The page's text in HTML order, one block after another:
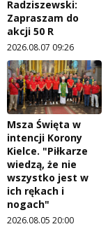
Radziszewski:
Zapraszam do
akcji 50 R
2026.08.07 09:26
Msza Święta w
intencji Korony
Kielce. "Piłkarze
wiedzą, że nie
wszystko jest w
ich rękach i
nogach"
2026.08.05 20:00